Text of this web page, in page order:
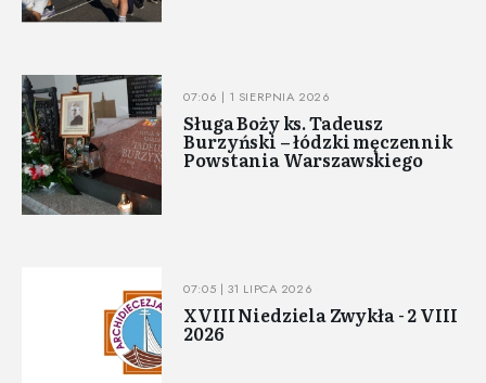
07:06 | 1 SIERPNIA 2026
Sługa Boży ks. Tadeusz
Burzyński – łódzki męczennik
Powstania Warszawskiego
07:05 | 31 LIPCA 2026
XVIII Niedziela Zwykła - 2 VIII
2026